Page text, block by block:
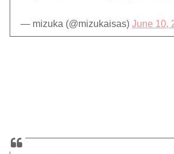
— mizuka (@mizukaisas)June 10,